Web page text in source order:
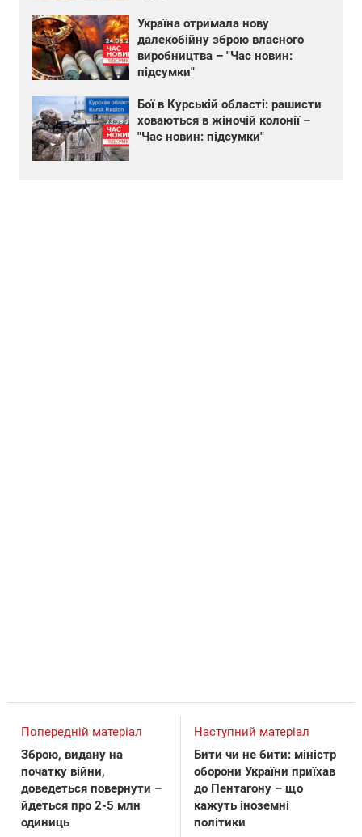
Україна отримала нову
далекобійну зброю власного
виробництва – "Час новин:
підсумки"
Бої в Курській області: рашисти
ховаються в жіночій колонії –
"Час новин: підсумки"
Попередній матеріал
Зброю, видану на
початку війни,
доведеться повернути –
йдеться про 2-5 млн
одиниць
Наступний матеріал
Бити чи не бити: міністр
оборони України приїхав
до Пентагону – що
кажуть іноземні
політики